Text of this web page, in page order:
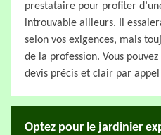
prestataire pour profiter
introuvable ailleurs. Il
selon vos exigences, mais
de la profession. Vous
devis précis et clair par
Optez pour le jardinier